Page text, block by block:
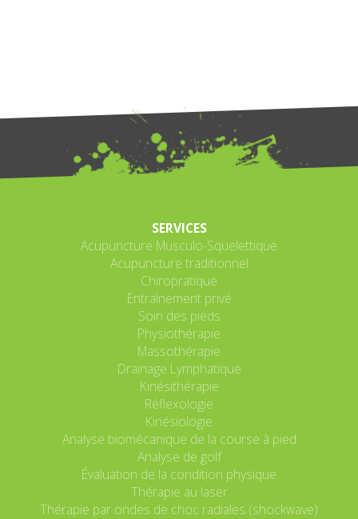
SERVICES
Acupuncture Musculo-Squelettique
Acupuncture traditionnel
Chiropratique
Entraînement privé
Soin des pieds
Physiothérapie
Massothérapie
Drainage Lymphatique
Kinésithérapie
Réflexologie
Kinésiologie
Analyse biomécanique de la course à pied
Analyse de golf
Évaluation de la condition physique
Thérapie au laser
Thérapie par ondes de choc radiales (shockwave)